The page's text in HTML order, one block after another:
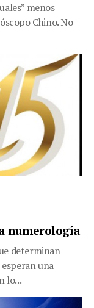
menos
Chino. No
numerología
determinan
una
lo...